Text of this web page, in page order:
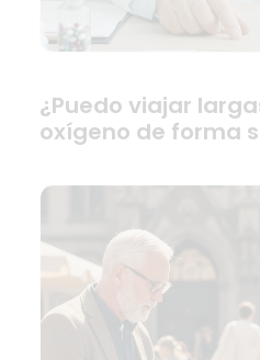
¿Puedo viajar
oxígeno de forma